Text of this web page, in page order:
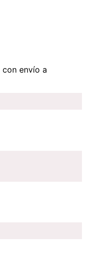
con envío a